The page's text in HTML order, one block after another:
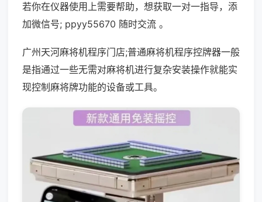
若你在仪器使用上需要帮助，想获取一对一指导，添
加微信号; ppyy55670 随时交流 。
广州天河麻将机程序门店;普通麻将机程序控牌器一般
是指通过一些无需对麻将机进行复杂安装操作就能实
现控制麻将牌功能的设备或工具。